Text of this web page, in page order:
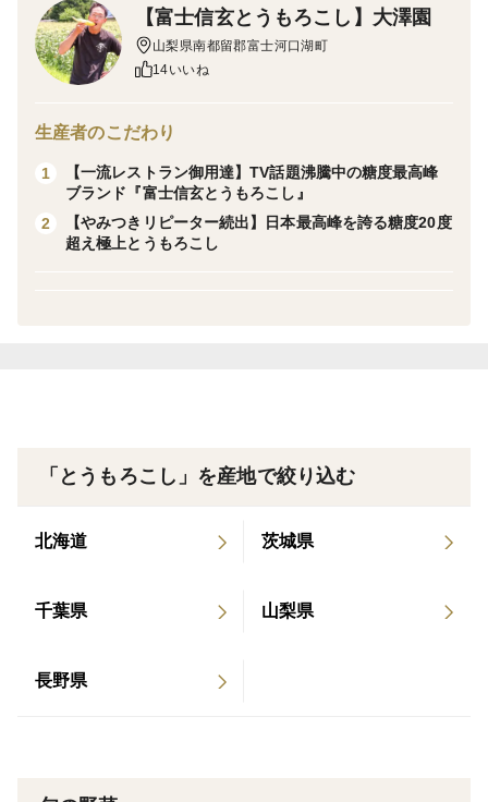
確保しておいて下さい。
※こちらは2026年7月中旬の商品です。
フルーツ王国山梨で糖度20度超えのとうもろこしを収穫
するおおさわ園の大澤 武です☆
当園のとうもろこしはスーパーで購入できるような"た
だのとうもろこし"ではありません🌽
しは
一般的なとうもろこしよりゆっくりゆっくり成長させる
うもろこしです🌽
味わいも実が一粒一粒に凝縮されているので、濃厚でコ
【富士信玄とうもろこし】大澤園
山梨県南都留郡富士河口湖町
14いいね
生産者のこだわり
1
【一流レストラン御用達】TV話題沸騰中の糖度最高峰
ブランド『富士信玄とうもろこし』
2
【やみつきリピーター続出】日本最高峰を誇る糖度20度
超え極上とうもろこし
「とうもろこし」を産地で絞り込む
北海道 茨城県
千葉県 山梨県
長野県